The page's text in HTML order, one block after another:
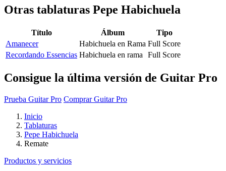
Otras tablaturas Pepe Habichuela
Título Álbum
Tipo
Amanecer
Habichuela en Rama Full Score
Recordando Essencias Habichuela en rama Full Score
Consigue la última versión de Guitar Pro
Prueba Guitar Pro Comprar Guitar Pro
Inicio
Tablaturas
Pepe Habichuela
Remate
Productos y servicios